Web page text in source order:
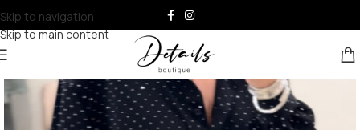
Skip to navigation
Skip to main content